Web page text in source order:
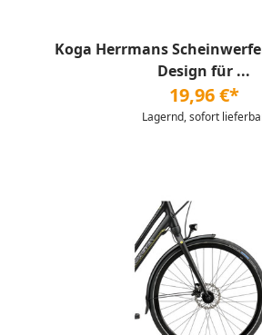
Koga Herrmans
Design für ...
19,96 €*
Lagernd, sofort